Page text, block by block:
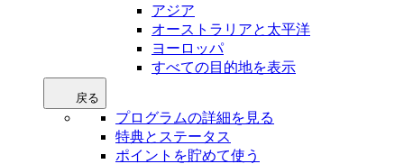
アジア
オーストラリアと太平洋
ヨーロッパ
すべての目的地を表示
戻る
プログラムの詳細を見る
特典とステータス
ポイントを貯めて使う